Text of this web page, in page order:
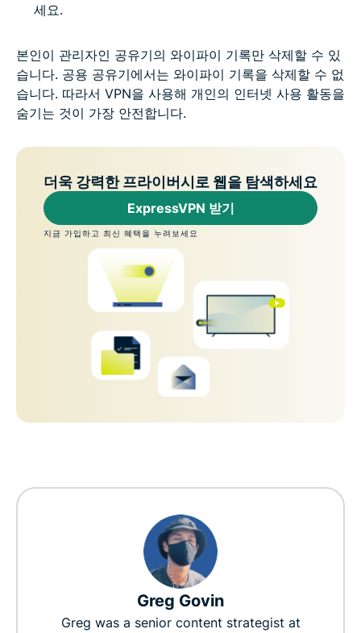
세요.
본인이 관리자인 공유기의 와이파이 기록만 삭제할 수 있
습니다. 공용 공유기에서는 와이파이 기록을 삭제할 수 없
습니다. 따라서 VPN을 사용해 개인의 인터넷 사용 활동을
숨기는 것이 가장 안전합니다.
더욱 강력한 프라이버시로 웹을 탐색하세요
ExpressVPN 받기
지금 가입하고 최신 혜택을 누려보세요
Greg Govin
Greg was a senior content strategist at